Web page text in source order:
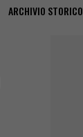
ARCHIVIO STORICO